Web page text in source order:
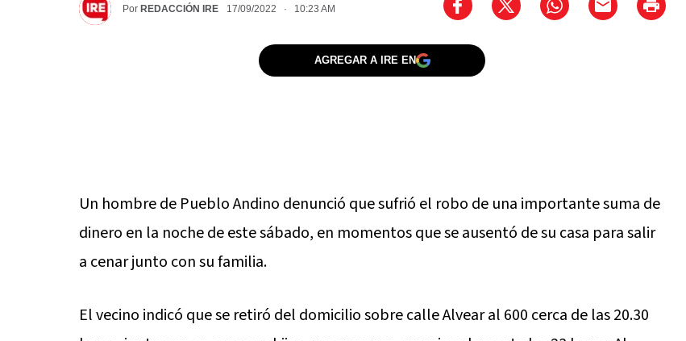
Por REDACCIÓN IRE 17/09/2022 · 10:23 AM
AGREGAR A IRE EN
Un hombre de Pueblo Andino denunció que sufrió el robo de una importante suma de
dinero en la noche de este sábado, en momentos que se ausentó de su casa para salir
a cenar junto con su familia.
El vecino indicó que se retiró del domicilio sobre calle Alvear al 600 cerca de las 20.30